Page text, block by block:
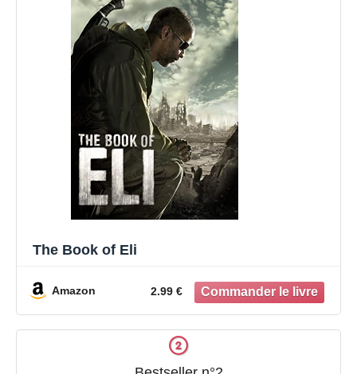
The Book of Eli
Amazon 2.99 €